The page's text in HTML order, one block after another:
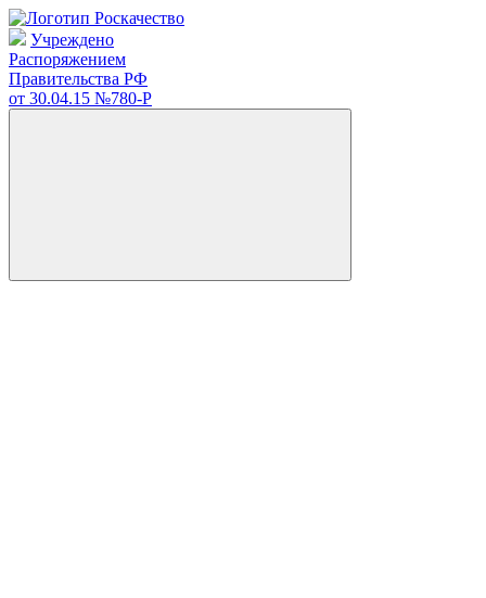
Учреждено
Распоряжением
Правительства РФ
от 30.04.15 №780-Р